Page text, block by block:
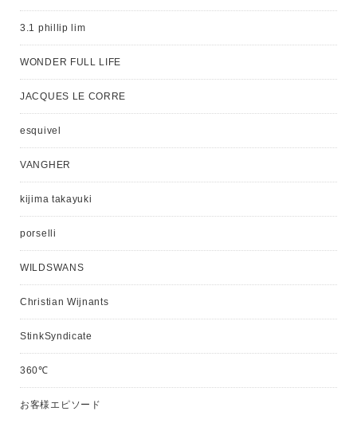
3.1 phillip lim
WONDER FULL LIFE
JACQUES LE CORRE
esquivel
VANGHER
kijima takayuki
porselli
WILDSWANS
Christian Wijnants
StinkSyndicate
360℃
お客様エピソード